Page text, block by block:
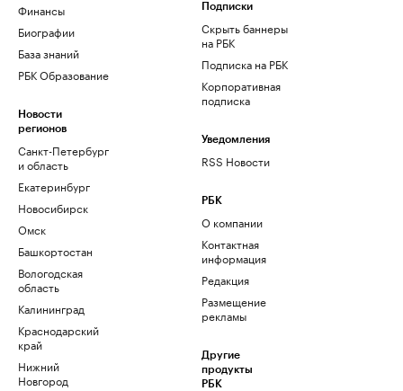
Финансы
Биографии
База знаний
РБК Образование
Новости
регионов
Санкт-Петербург
и область
Екатеринбург
Новосибирск
Омск
Башкортостан
Вологодская
область
Калининград
Краснодарский
край
Нижний
Новгород
Подписки
Скрыть баннеры
на РБК
Подписка на РБК
Корпоративная
подписка
Уведомления
RSS Новости
РБК
О компании
Контактная
информация
Редакция
Размещение
рекламы
Другие
продукты
РБК